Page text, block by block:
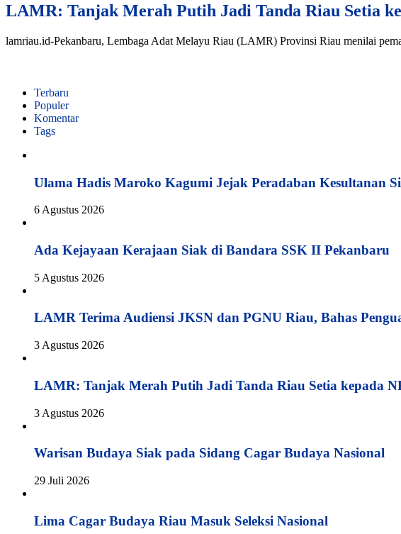
LAMR: Tanjak Merah Putih Jadi Tanda Riau Setia
lamriau.id-Pekanbaru, Lembaga Adat Melayu Riau (LAMR) Provinsi Riau menilai
Terbaru
Populer
Komentar
Tags
Ulama Hadis Maroko Kagumi Jejak Peradaban Kesultanan
6 Agustus 2026
Ada Kejayaan Kerajaan Siak di Bandara SSK II Pekanbaru
5 Agustus 2026
LAMR Terima Audiensi JKSN dan PGNU Riau, Bahas
3 Agustus 2026
LAMR: Tanjak Merah Putih Jadi Tanda Riau Setia kepada
3 Agustus 2026
Warisan Budaya Siak pada Sidang Cagar Budaya Nasional
29 Juli 2026
Lima Cagar Budaya Riau Masuk Seleksi Nasional